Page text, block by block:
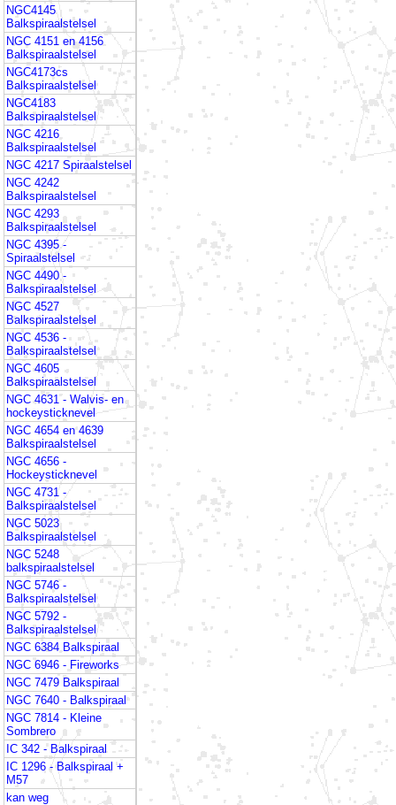
NGC4145
Balkspiraalstelsel
NGC 4151 en 4156
Balkspiraalstelsel
NGC4173cs
Balkspiraalstelsel
NGC4183
Balkspiraalstelsel
NGC 4216
Balkspiraalstelsel
NGC 4217 Spiraalstelsel
NGC 4242
Balkspiraalstelsel
NGC 4293
Balkspiraalstelsel
NGC 4395 -
Spiraalstelsel
NGC 4490 -
Balkspiraalstelsel
NGC 4527
Balkspiraalstelsel
NGC 4536 -
Balkspiraalstelsel
NGC 4605
Balkspiraalstelsel
NGC 4631 - Walvis- en
hockeysticknevel
NGC 4654 en 4639
Balkspiraalstelsel
NGC 4656 -
Hockeysticknevel
NGC 4731 -
Balkspiraalstelsel
NGC 5023
Balkspiraalstelsel
NGC 5248
balkspiraalstelsel
NGC 5746 -
Balkspiraalstelsel
NGC 5792 -
Balkspiraalstelsel
NGC 6384 Balkspiraal
NGC 6946 - Fireworks
NGC 7479 Balkspiraal
NGC 7640 - Balkspiraal
NGC 7814 - Kleine
Sombrero
IC 342 - Balkspiraal
IC 1296 - Balkspiraal +
M57
kan weg